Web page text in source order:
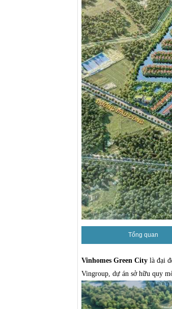
Tổng quan
Vinhomes Green City là đại
Vingroup, dự án sở hữu quy